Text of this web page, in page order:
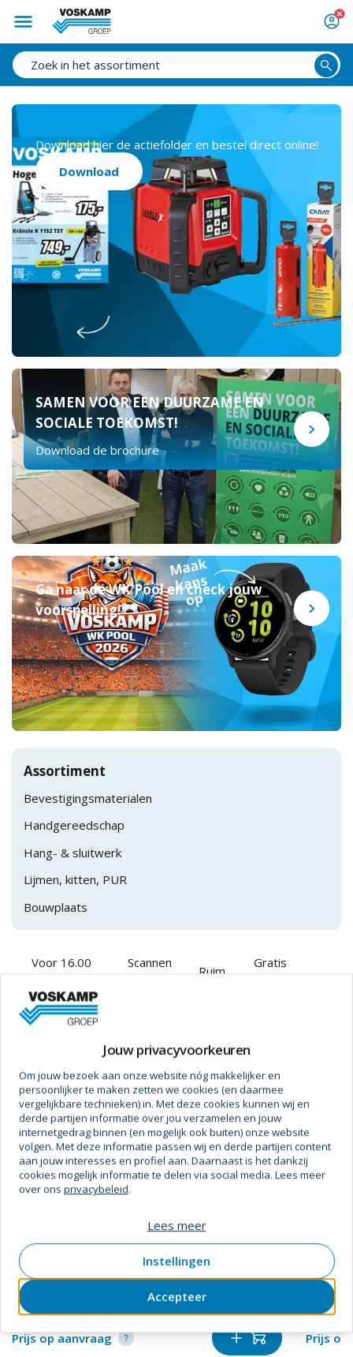
Download hier de actiefolder en bestel direct online!
Download
SAMEN VOOR EEN DUURZAME EN
SOCIALE TOEKOMST!
Download de brochure
Ga naar de WK Pool en check jouw
voorspelling!
Assortiment
Bevestigingsmaterialen
Handgereedschap
Hang- & sluitwerk
Lijmen, kitten, PUR
Bouwplaats
Voor 16.00
besteld,
morgen binnen
Scannen
en
Ruim
Gratis
verzending in
Populaire producten
Afdekvlies primacover standaard
1,00 x 25m
SKU1709130 Verpakt perrol
Prijs op aanvraag
9097/
SKU
Prijs op
Jouw privacyvoorkeuren
Om jouw bezoek aan onze website nóg makkelijker en
persoonlijker te maken zetten we cookies (en daarmee
vergelijkbare technieken) in. Met deze cookies kunnen wij en
derde partijen informatie over jou verzamelen en jouw
internetgedrag binnen (en mogelijk ook buiten) onze website
volgen. Met deze informatie passen wij en derde partijen content
aan jouw interesses en profiel aan. Daarnaast is het dankzij
cookies mogelijk informatie te delen via social media. Lees meer
over ons privacybeleid.
Accepteer
Instellingen
Lees meer